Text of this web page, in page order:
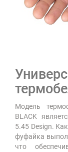
Модель
BLACK
5.45 Design.
фуфайка
что